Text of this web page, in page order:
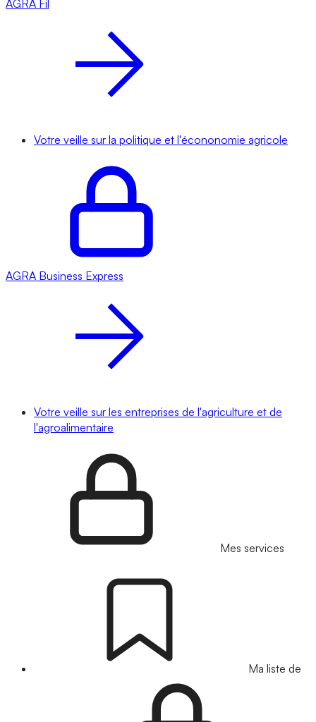
AGRA Fil
Votre veille sur la politique et l'écononomie agricole
AGRA Business Express
Votre veille sur les entreprises de l'agriculture et de
l'agroalimentaire
Mes services
Ma liste de